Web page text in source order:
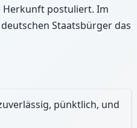
Herkunft postuliert. Im
Staatsbürger das
pünktlich, und